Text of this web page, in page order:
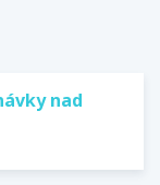
nad